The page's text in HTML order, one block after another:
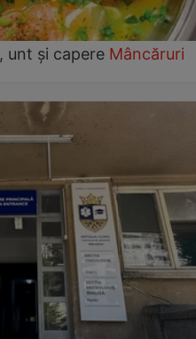
unt și capere Mâncăruri